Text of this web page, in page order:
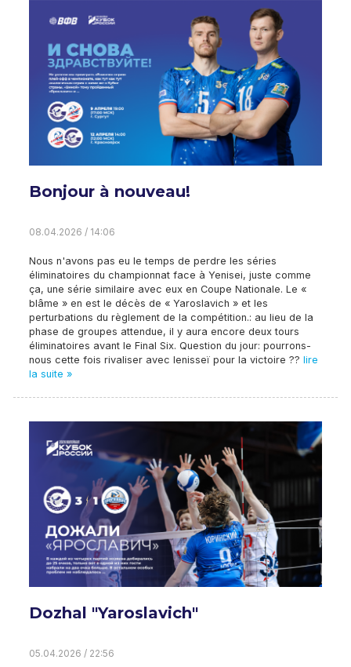
Bonjour à nouveau!
08.04.2026 / 14:06
Nous n'avons pas eu le temps de perdre les séries
éliminatoires du championnat face à Yenisei, juste comme
ça, une série similaire avec eux en Coupe Nationale. Le «
blâme » en est le décès de « Yaroslavich » et les
perturbations du règlement de la compétition.: au lieu de la
phase de groupes attendue, il y aura encore deux tours
éliminatoires avant le Final Six. Question du jour: pourrons-
nous cette fois rivaliser avec Ienisseï pour la victoire ?? lire
la suite »
Dozhal "Yaroslavich"
05.04.2026 / 22:56